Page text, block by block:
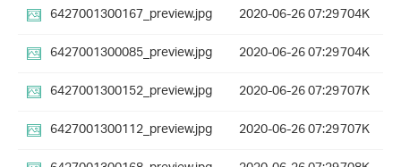
6427001300167_preview.jpg
2020-06-26 07:29704K
6427001300085_preview.jpg
2020-06-26 07:29704K
6427001300152_preview.jpg
2020-06-26 07:29707K
6427001300112_preview.jpg
2020-06-26 07:29707K